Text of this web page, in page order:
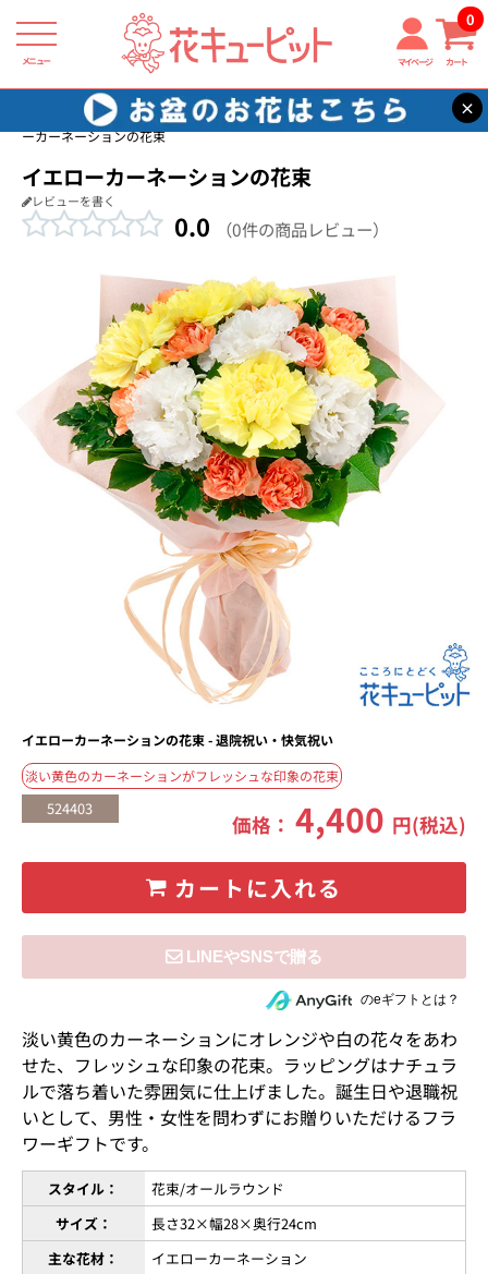
メニュー マイページ カート
0
×
花キューピット 退院祝い・快気祝い
【退院祝い・快気祝い】イエロ
ーカーネーションの花束
イエローカーネーションの花束
レビューを書く
0.0 （0件の商品レビュー）
イエローカーネーションの花束 - 退院祝い・快気祝い
淡い黄色のカーネーションがフレッシュな印象の花束
524403
価格：4,400 円(税込)
カートに入れる
住所を知らない相手にeギフトで贈るのeギフトとは？
淡い黄色のカーネーションにオレンジや白の花々をあわ
せた、フレッシュな印象の花束。ラッピングはナチュラ
ルで落ち着いた雰囲気に仕上げました。誕生日や退職祝
いとして、男性・女性を問わずにお贈りいただけるフラ
ワーギフトです。
スタイル：
花束/オールラウンド
サイズ：
長さ32×幅28×奥行24cm
主な花材：
イエローカーネーション